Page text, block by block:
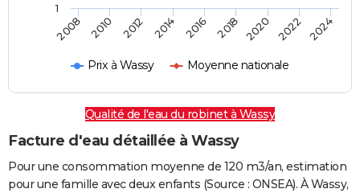
Prix à Wassy Moyenne nationale
2008 2010 2012 2014 2016 2018 2020 2022 2024
1
Qualité de l'eau du robinet à Wassy
Facture d'eau détaillée à Wassy
Pour une consommation moyenne de 120 m3/an, estimation
pour une famille avec deux enfants (Source : ONSEA). À Wassy,